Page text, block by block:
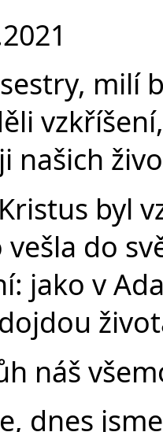
milí
našich
byl
vešla do
jako v
náš
dnes